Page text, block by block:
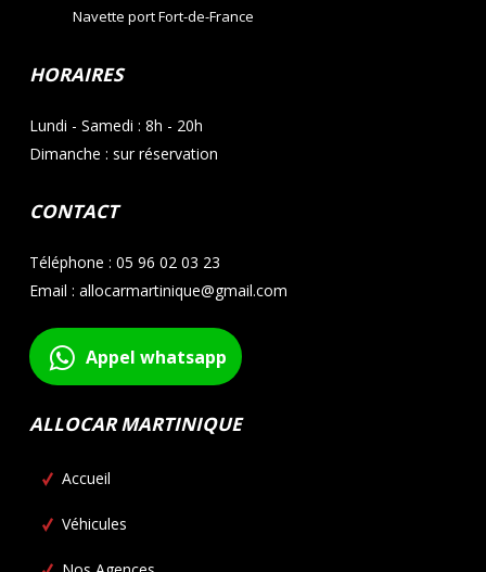
Navette port Fort-de-France
HORAIRES
Lundi - Samedi : 8h - 20h
Dimanche : sur réservation
CONTACT
Téléphone : 05 96 02 03 23
Email : allocarmartinique@gmail.com
Appel whatsapp
ALLOCAR MARTINIQUE
Accueil
Véhicules